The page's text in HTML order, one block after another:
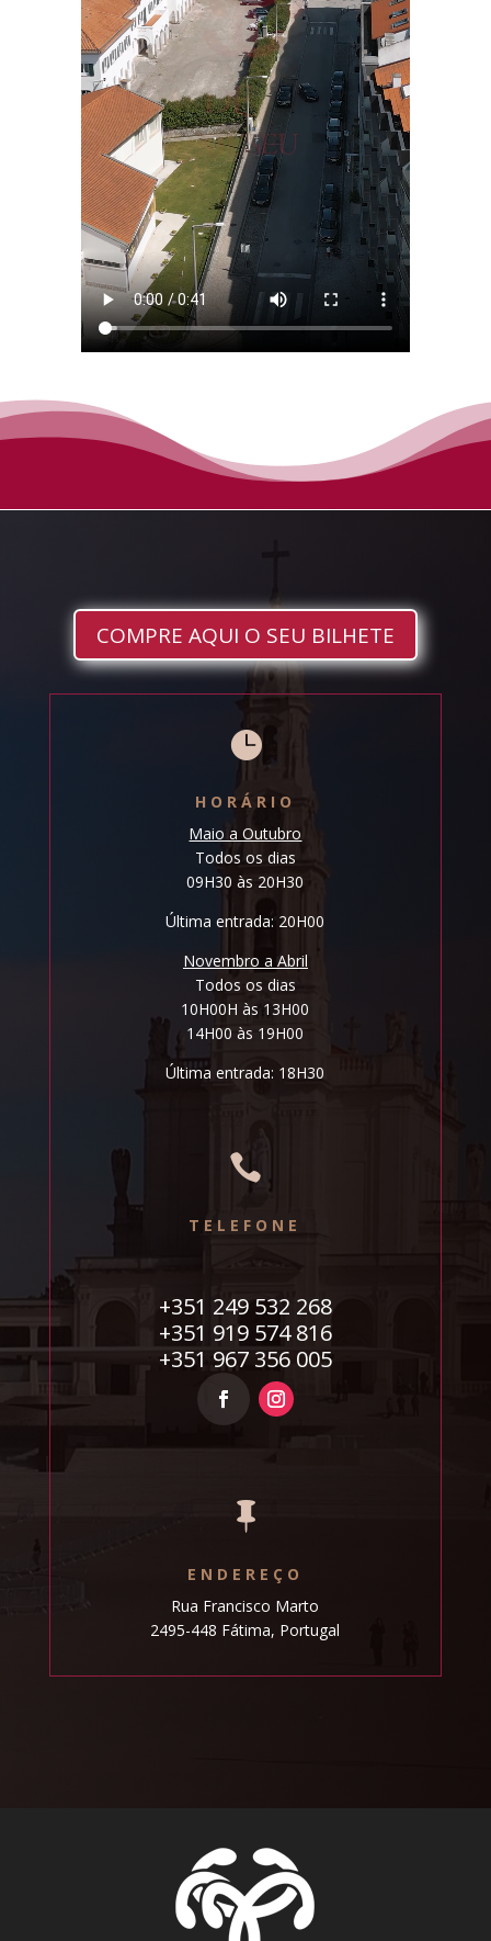
COMPRE AQUI O SEU BILHETE

HORÁRIO
Maio a Outubro
Todos os dias
09H30 às 20H30
Última entrada: 20H00
Novembro a Abril
Todos os dias
10H00H às 13H00
14H00 às 19H00
Última entrada: 18H30

TELEFONE
+351 249 532 268
+351 919 574 816
+351 967 356 005

ENDEREÇO
Rua Francisco Marto
2495-448 Fátima, Portugal